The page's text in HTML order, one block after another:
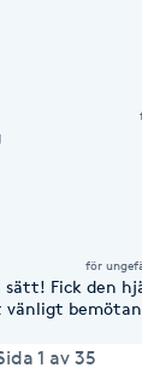
för
Fick den
vänligt
1 av 35